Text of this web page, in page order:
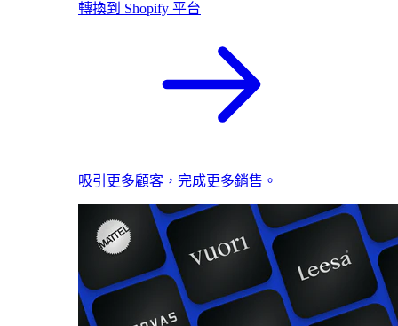
轉換到 Shopify 平台
吸引更多顧客，完成更多銷售。